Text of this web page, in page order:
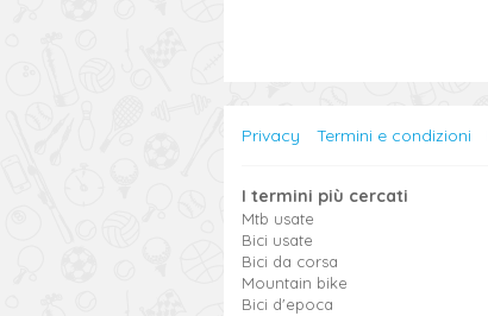
Privacy Termini e condizioni
I termini più cercati
Mtb usate
Bici usate
Bici da corsa
Mountain bike
Bici d'epoca